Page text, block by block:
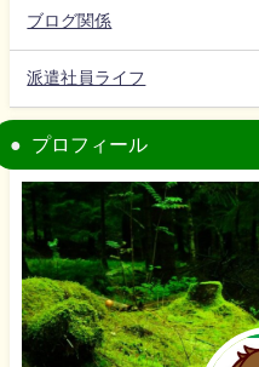
ブログ関係
派遣社員ライフ
プロフィール